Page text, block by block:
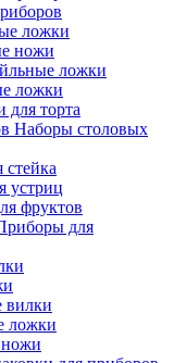
ложки
ножи
ложки
ложки
для торта
Наборы столовых
устриц
фруктов
для
вилки
ложки